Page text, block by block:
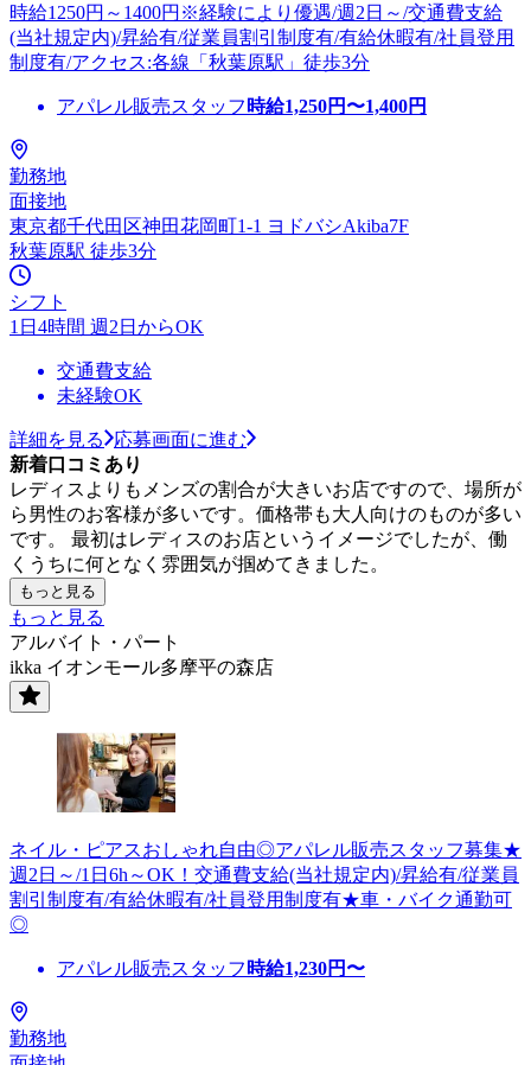
時給1250円～1400円※経験により優遇/週2日～/交通費支給
(当社規定内)/昇給有/従業員割引制度有/有給休暇有/社員登用
制度有/アクセス:各線「秋葉原駅」徒歩3分
アパレル販売スタッフ 時給1,250円〜1,400円
勤務地
面接地
東京都千代田区神田花岡町1-1 ヨドバシAkiba7F
秋葉原駅 徒歩3分
シフト
1日4時間 週2日からOK
交通費支給
未経験OK
詳細を見る
応募画面に進む
新着口コミあり
レディスよりもメンズの割合が大きいお店ですので、場所が
ら男性のお客様が多いです。価格帯も大人向けのものが多い
です。 最初はレディスのお店というイメージでしたが、働
くうちに何となく雰囲気が掴めてきました。
もっと見る
もっと見る
アルバイト・パート
ikka イオンモール多摩平の森店
ネイル・ピアスおしゃれ自由◎アパレル販売スタッフ募集★
週2日～/1日6h～OK！交通費支給(当社規定内)/昇給有/従業員
割引制度有/有給休暇有/社員登用制度有★車・バイク通勤可
◎
アパレル販売スタッフ 時給1,230円〜
勤務地